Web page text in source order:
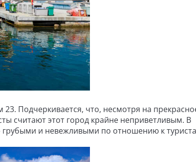
Подчеркивается, что, несмотря на
считают этот город крайне неприветливым. В
и невежливыми по отношению к